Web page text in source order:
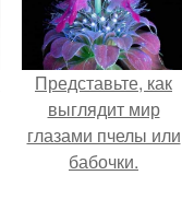
Представьте, как
выглядит мир
глазами пчелы или
бабочки.